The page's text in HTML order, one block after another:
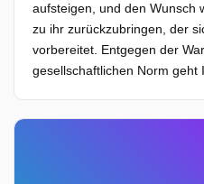
aufsteigen, und den Wunsch
zu ihr zurückzubringen, der
vorbereitet. Entgegen der
gesellschaftlichen Norm geht